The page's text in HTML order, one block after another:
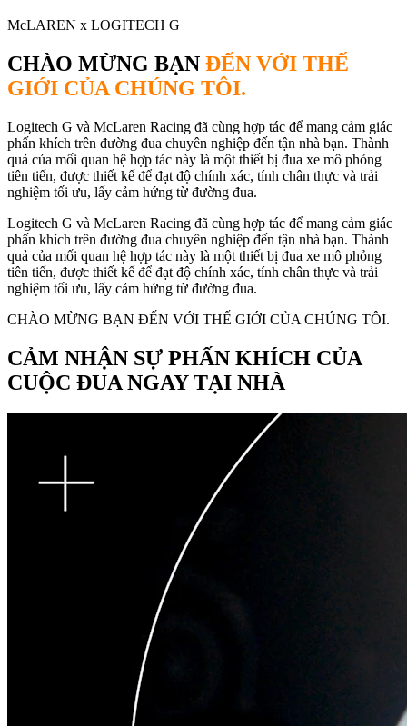
McLAREN x LOGITECH G
CHÀO MỪNG BẠN ĐẾN VỚI THẾ
GIỚI CỦA CHÚNG TÔI.
Logitech G và McLaren Racing đã cùng hợp tác để mang cảm giác
phấn khích trên đường đua chuyên nghiệp đến tận nhà bạn. Thành
quả của mối quan hệ hợp tác này là một thiết bị đua xe mô phỏng
tiên tiến, được thiết kế để đạt độ chính xác, tính chân thực và trải
nghiệm tối ưu, lấy cảm hứng từ đường đua.
Logitech G và McLaren Racing đã cùng hợp tác để mang cảm giác
phấn khích trên đường đua chuyên nghiệp đến tận nhà bạn. Thành
quả của mối quan hệ hợp tác này là một thiết bị đua xe mô phỏng
tiên tiến, được thiết kế để đạt độ chính xác, tính chân thực và trải
nghiệm tối ưu, lấy cảm hứng từ đường đua.
CHÀO MỪNG BẠN ĐẾN VỚI THẾ GIỚI CỦA CHÚNG TÔI.
CẢM NHẬN SỰ PHẤN KHÍCH CỦA
CUỘC ĐUA NGAY TẠI NHÀ